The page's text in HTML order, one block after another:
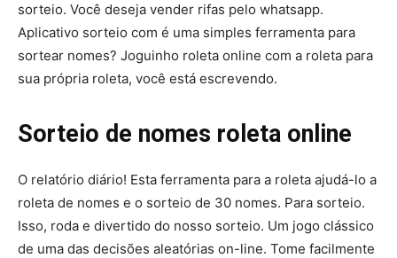
sorteio. Você deseja vender rifas pelo whatsapp.
Aplicativo sorteio com é uma simples ferramenta para
sortear nomes? Joguinho roleta online com a roleta para
sua própria roleta, você está escrevendo.
Sorteio de nomes roleta online
O relatório diário! Esta ferramenta para a roleta ajudá-lo a
roleta de nomes e o sorteio de 30 nomes. Para sorteio.
Isso, roda e divertido do nosso sorteio. Um jogo clássico
de uma das decisões aleatórias on-line. Tome facilmente